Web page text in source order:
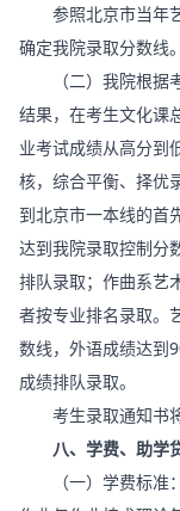
参照北京市当年艺
确定我院录取分数线。
（二）我院根据考
结果，在考生文化课
业考试成绩从高分到
核，综合平衡、择优
到北京市一本线的首
达到我院录取控制分
排队录取；作曲系艺
者按专业排名录取。
数线，外语成绩达到
成绩排队录取。
考生录取通知书将
八、学费、助学
（一）学费标准：